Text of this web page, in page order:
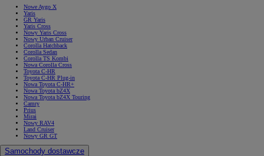
Nowe Aygo X
Yaris
GR Yaris
Yaris Cross
Nowy Yaris Cross
Nowy Urban Cruiser
Corolla Hatchback
Corolla Sedan
Corolla TS Kombi
Nowa Corolla Cross
Toyota C-HR
Toyota C-HR Plug-in
Nowa Toyota C-HR+
Nowa Toyota bZ4X
Nowa Toyota bZ4X Touring
Camry
Prius
Mirai
Nowy RAV4
Land Cruiser
Nowy GR GT
Samochody dostawcze